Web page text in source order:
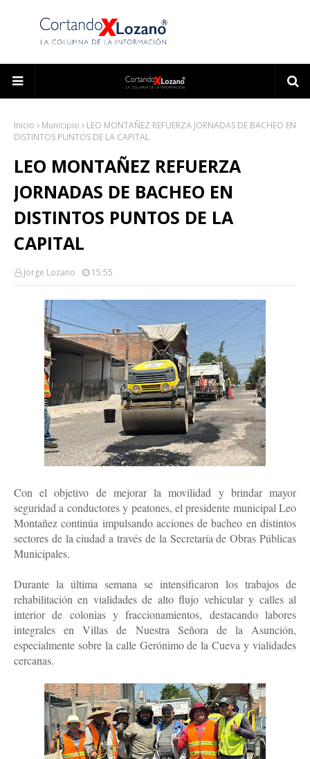
Inicio Municipio
LEO MONTAÑEZ REFUERZA JORNADAS DE BACHEO EN
DISTINTOS PUNTOS DE LA CAPITAL
LEO MONTAÑEZ REFUERZA
JORNADAS DE BACHEO EN
DISTINTOS PUNTOS DE LA
CAPITAL
Jorge Lozano 15:55
Con el objetivo de mejorar la movilidad y brindar mayor
seguridad a conductores y peatones, el presidente municipal Leo
Montañez continúa impulsando acciones de bacheo en distintos
sectores de la ciudad a través de la Secretaría de Obras Públicas
Municipales.
Durante la última semana se intensificaron los trabajos de
rehabilitación en vialidades de alto flujo vehicular y calles al
interior de colonias y fraccionamientos, destacando labores
integrales en Villas de Nuestra Señora de la Asunción,
especialmente sobre la calle Gerónimo de la Cueva y vialidades
cercanas.